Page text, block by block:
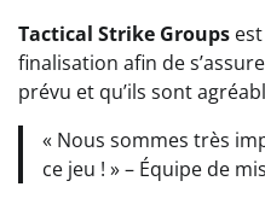
Tactical Strike Groups
finalisation afin de
prévu et qu’ils sont
« Nous sommes très
ce jeu ! » – Équipe de